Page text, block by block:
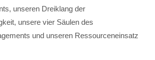
unseren Dreiklang der
unsere vier Säulen des
und unseren Ressourceneinsatz